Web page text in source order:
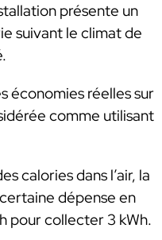
présente un
suivant le climat de
économies réelles sur
comme utilisant
calories dans l’air, la
dépense en
pour collecter 3 kWh.